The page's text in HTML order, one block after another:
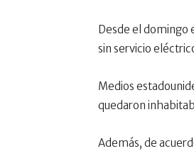
Desde el domingo
sin servicio
Medios
quedaron
Además, de